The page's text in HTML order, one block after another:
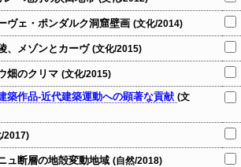
ヴェ・ポンダルク洞窟壁画 (文化/2014)
、メゾンとカーヴ (文化/2015)
畑のクリマ (文化/2015)
築作品‐近代建築運動への顕著な貢献 (文
/2017)
ュ断層の地殻変動地域 (自然/2018)